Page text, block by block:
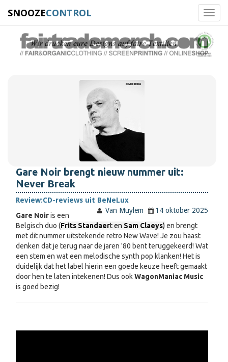
SNOOZECONTROL
Gare Noir brengt nieuw nummer uit:
Never Break
Review:CD-reviews uit BeNeLux
Van Muylem
14 oktober 2025
Gare Noiris een
Belgisch duo (Frits Standaert en Sam Claeys) en brengt
met dit nummer uitstekende retro New Wave! Je zou haast
denken dat je terug naar de jaren '80 bent teruggekeerd! Wat
een stem en wat een melodische synth pop klanken! Het is
duidelijk dat het label hierin een goede keuze heeft gemaakt
door hen te laten intekenen! Dus ookWagonManiac Music
is goed bezig!